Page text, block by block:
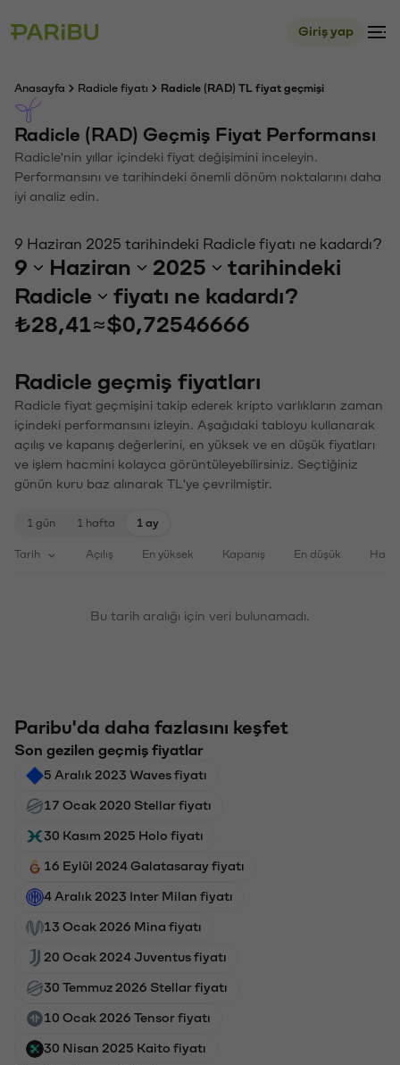
Giriş yap
Anasayfa Radicle fiyatı Radicle (RAD) TL fiyat geçmişi
Radicle (RAD) Geçmiş Fiyat Performansı
Radicle'nin yıllar içindeki fiyat değişimini inceleyin.
Performansını ve tarihindeki önemli dönüm noktalarını daha
iyi analiz edin.
9 Haziran 2025 tarihindeki Radicle fiyatı ne kadardı?
9 Haziran 2025
tarihindeki
Radicle
fiyatı ne kadardı?
₺28,41≈$0,72546666
Radicle geçmiş fiyatları
Radicle fiyat geçmişini takip ederek kripto varlıkların zaman
içindeki performansını izleyin. Aşağıdaki tabloyu kullanarak
açılış ve kapanış değerlerini, en yüksek ve en düşük fiyatları
ve işlem hacmini kolayca görüntüleyebilirsiniz. Seçtiğiniz
günün kuru baz alınarak TL'ye çevrilmiştir.
1 gün 1 hafta 1 ay
Tarih Açılış En yüksek Kapanış En düşük
Bu tarih aralığı için veri bulunamadı.
Paribu'da daha fazlasını keşfet
Son gezilen geçmiş fiyatlar
5 Aralık 2023 Waves fiyatı
17 Ocak 2020 Stellar fiyatı
30 Kasım 2025 Holo fiyatı
16 Eylül 2024 Galatasaray fiyatı
4 Aralık 2023 Inter Milan fiyatı
13 Ocak 2026 Mina fiyatı
20 Ocak 2024 Juventus fiyatı
30 Temmuz 2026 Stellar fiyatı
10 Ocak 2026 Tensor fiyatı
30 Nisan 2025 Kaito fiyatı